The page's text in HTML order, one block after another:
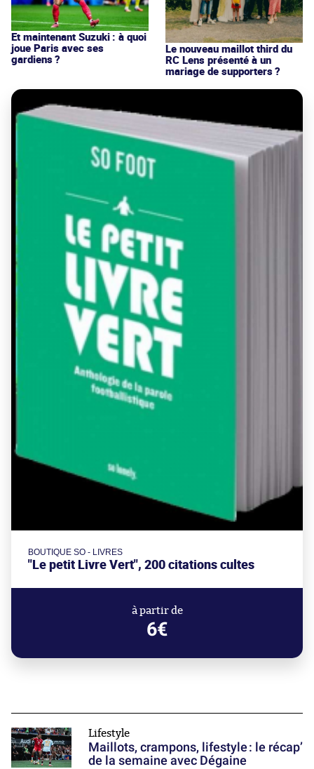
Et maintenant Suzuki : à quoi
joue Paris avec ses
gardiens ?
Le nouveau maillot third du
RC Lens présenté à un
mariage de supporters ?
BOUTIQUE SO - LIVRES
"Le petit Livre Vert", 200 citations cultes
à partir de
6€
Lifestyle
Maillots, crampons, lifestyle : le récap’
de la semaine avec Dégaine